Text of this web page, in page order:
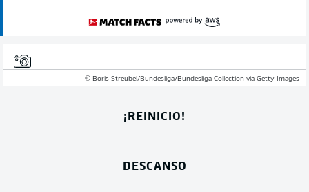
© Boris Streubel/Bundesliga/Bundesliga Collection via Getty Images
¡REINICIO!
DESCANSO